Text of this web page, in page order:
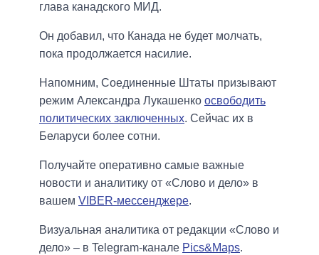
глава канадского МИД.
Он добавил, что Канада не будет молчать,
пока продолжается насилие.
Напомним, Соединенные Штаты призывают
режим Александра Лукашенко освободить
политических заключенных. Сейчас их в
Беларуси более сотни.
Получайте оперативно самые важные
новости и аналитику от «Слово и дело» в
вашем VIBER-мессенджере.
Визуальная аналитика от редакции «Слово и
дело» – в Telegram-канале Pics&Maps.